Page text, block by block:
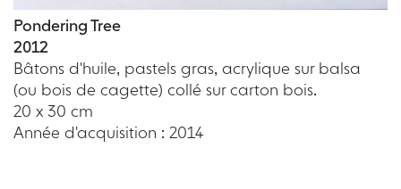
Pondering Tree
2012
Bâtons d'huile, pastels gras, acrylique sur balsa
(ou bois de cagette) collé sur carton bois.
20 x 30 cm
Année d'acquisition : 2014